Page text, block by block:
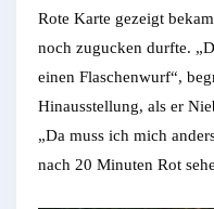
Rote Karte gezeigt
noch zugucken durfte.
einen Flaschenwurf“,
Hinausstellung, als er
„Da muss ich mich
nach 20 Minuten Rot